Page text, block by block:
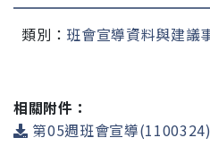
類別： 班會宣導資料與建議
相關附件：
第05週班會宣導